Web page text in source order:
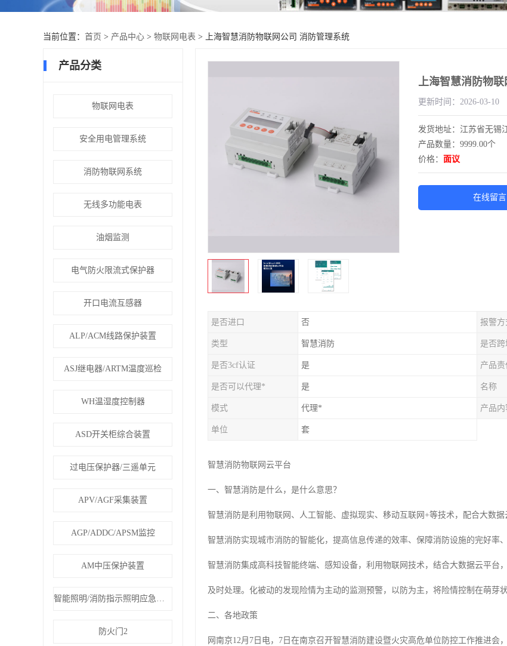
当前位置： 首页 > 产品中心 > 物联网电表 > 上海智慧消防物联网公司 消防管理系统
产品分类
物联网电表
安全用电管理系统
消防物联网系统
无线多功能电表
油烟监测
电气防火限流式保护器
开口电流互感器
ALP/ACM线路保护装置
ASJ继电器/ARTM温度巡检
WH温湿度控制器
ASD开关柜综合装置
过电压保护器/三遥单元
APV/AGF采集装置
AGP/ADDC/APSM监控
AM中压保护装置
智能照明/消防指示照明应急疏散
防火门2
上海智慧消防物
更新时间：2026-03-10
发货地址：江苏省无锡
产品数量：9999.00个
价格： 面议
在线留言
是否进口 否 报警方
类型 智慧消防 是否
是否3cf认证 是 产品
是否可以代理* 是 名称
模式 代理* 产品内
单位 套
智慧消防物联网云平台
一、智慧消防是什么，是什么意思？
智慧消防是利用物联网、人工智能、虚拟现实、移动互联网+等技术，配合大数据
智慧消防实现城市消防的智能化，提高信息传递的效率、保障消防设施的完好率
智慧消防集成高科技智能终端、感知设备，利用物联网技术，结合大数据云平台
及时处理。化被动的发现险情为主动的监测预警，以防为主，将险情控制在萌芽状
二、各地政策
网南京12月7日电，7日在南京召开智慧消防建设暨火灾高危单位防控工作推进会